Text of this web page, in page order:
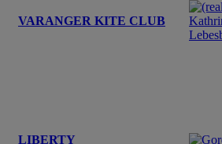
VARANGER KITE CLUB
LIBERTY